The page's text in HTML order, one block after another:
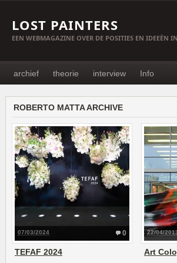
LOST PAINTERS
EEN WEBMAGAZINE OVER DE POSITIES EN IDEEËN
archief theorie interview Info
ROBERTO MATTA ARCHIVE
0
07/03/2024
TEFAF 2024
22/04/
Art